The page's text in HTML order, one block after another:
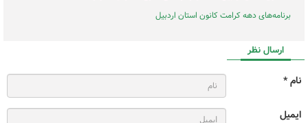
برنامه‌های دهه کرامت کانون استان اردبیل
ارسال نظر
نام *
ایمیل